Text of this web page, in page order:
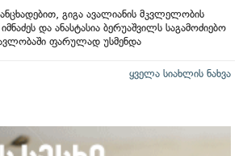
გიგა ავალიანის მკვლელობის
და ანასტასია ბერუაშვილს საგამოძიებო
ფარულად უსმენდა
ყველა სიახლის ნახვა